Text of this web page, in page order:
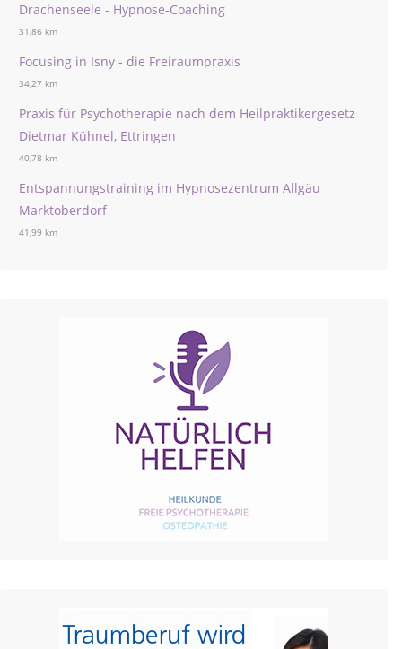
Drachenseele - Hypnose-Coaching
31,86 km
Focusing in Isny - die Freiraumpraxis
34,27 km
Praxis für Psychotherapie nach dem Heilpraktikergesetz
Dietmar Kühnel, Ettringen
40,78 km
Entspannungstraining im Hypnosezentrum Allgäu
Marktoberdorf
41,99 km